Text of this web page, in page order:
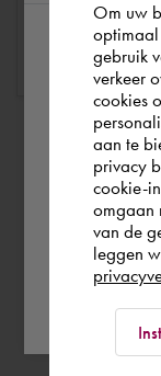
Bekijk profiel
According
the world.
you wish
België
Om uw
optimaal
gebruik
verkeer
cookies
aan te
privacy
cookie-
omgaan
van de
leggen